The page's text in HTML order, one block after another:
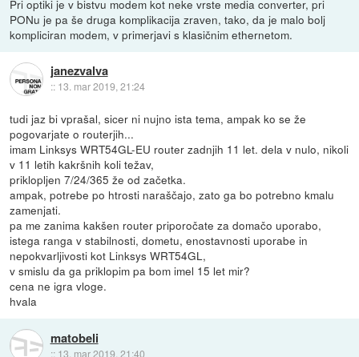
Pri optiki je v bistvu modem kot neke vrste media converter, pri
PONu je pa še druga komplikacija zraven, tako, da je malo bolj
kompliciran modem, v primerjavi s klasičnim ethernetom.
janezvalva
:: 13. mar 2019, 21:24
tudi jaz bi vprašal, sicer ni nujno ista tema, ampak ko se že
pogovarjate o routerjih...
imam Linksys WRT54GL-EU router zadnjih 11 let. dela v nulo, nikoli
v 11 letih kakršnih koli težav,
priklopljen 7/24/365 že od začetka.
ampak, potrebe po htrosti naraščajo, zato ga bo potrebno kmalu
zamenjati.
pa me zanima kakšen router priporočate za domačo uporabo,
istega ranga v stabilnosti, dometu, enostavnosti uporabe in
nepokvarljivosti kot Linksys WRT54GL,
v smislu da ga priklopim pa bom imel 15 let mir?
cena ne igra vloge.
hvala
matobeli
:: 13. mar 2019, 21:40